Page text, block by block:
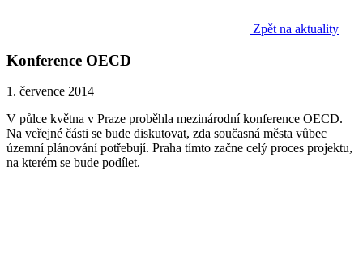
Zpět na aktuality
Konference OECD
1. července 2014
V půlce května v Praze proběhla mezinárodní konference OECD.
Na veřejné části se bude diskutovat, zda současná města vůbec
územní plánování potřebují. Praha tímto začne celý proces projektu,
na kterém se bude podílet.